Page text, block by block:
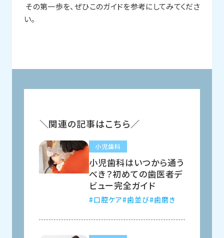
その第一歩を、ぜひこのガイドを参考にしてみてくださ
い。
関連の記事はこちら
小児歯科
小児歯科はいつから通う
べき？初めての歯医者デ
ビュー完全ガイド
口腔ケア 歯並び 歯磨き